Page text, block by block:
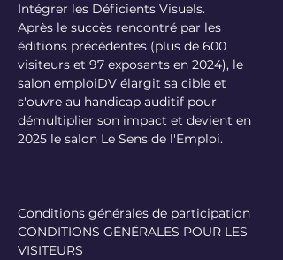
Intégrer les Déficients Visuels.
Après le succès rencontré par les
éditions précédentes (plus de 600
visiteurs et 97 exposants en 2024), le
salon emploiDV élargit sa cible et
s'ouvre au handicap auditif pour
démultiplier son impact et devient en
2025 le salon Le Sens de l'Emploi.
Conditions générales de participation
CONDITIONS GÉNÉRALES POUR LES
VISITEURS